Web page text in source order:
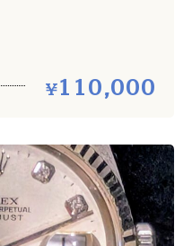
110,000